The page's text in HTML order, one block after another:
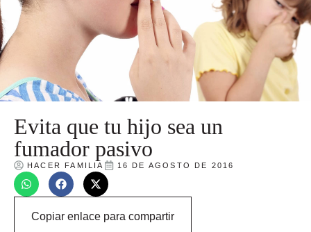
Evita que tu hijo sea un
fumador pasivo
HACER FAMILIA 16 DE AGOSTO DE 2016
Copiar enlace para compartir